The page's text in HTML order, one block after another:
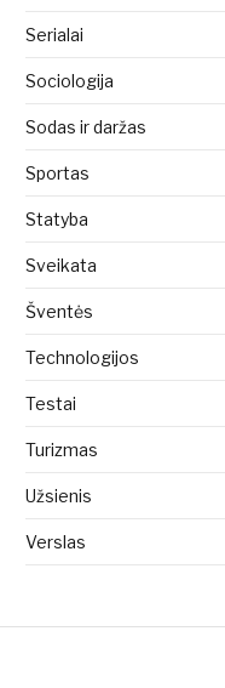
Serialai
Sociologija
Sodas ir daržas
Sportas
Statyba
Sveikata
Šventės
Technologijos
Testai
Turizmas
Užsienis
Verslas